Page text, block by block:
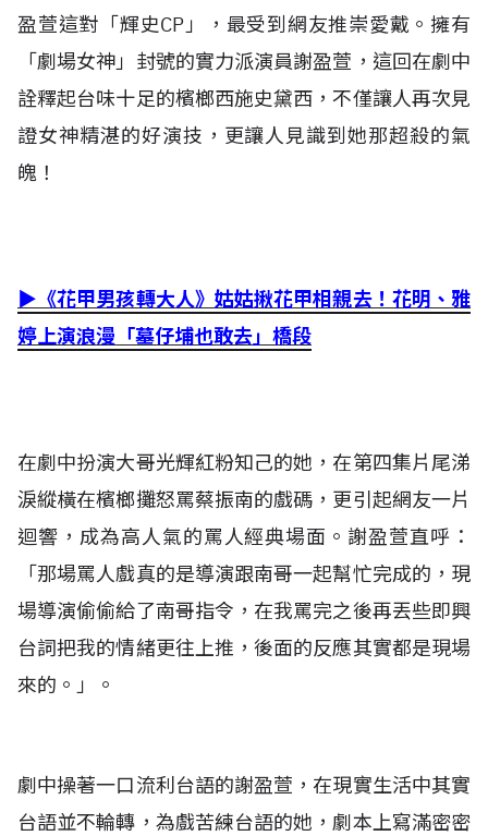
盈萱這對「輝史CP」，最受到網友推崇愛戴。擁有
「劇場女神」封號的實力派演員謝盈萱，這回在劇中
詮釋起台味十足的檳榔西施史黛西，不僅讓人再次見
證女神精湛的好演技，更讓人見識到她那超殺的氣
魄！
▶《花甲男孩轉大人》姑姑揪花甲相親去！花明、雅
婷上演浪漫「墓仔埔也敢去」橋段
在劇中扮演大哥光輝紅粉知己的她，在第四集片尾涕
淚縱橫在檳榔攤怒罵蔡振南的戲碼，更引起網友一片
迴響，成為高人氣的罵人經典場面 。謝盈萱直呼：
「那場罵人戲真的是導演跟南哥一起幫忙完成的，現
場導演偷偷給了南哥指令，在我罵完之後再丟些即興
台詞把我的情緒更往上推，後面的反應其實都是現場
來的。」。
劇中操著一口流利台語的謝盈萱，在現實生活中其實
台語並不輪轉，為戲苦練台語的她，劇本上寫滿密密